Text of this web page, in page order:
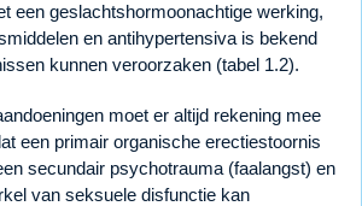
een geslachtshormoonachtige werking,
en antihypertensiva is bekend
kunnen veroorzaken (tabel 1.2).
moet er altijd rekening mee
een primair organische erectiestoornis
secundair psychotrauma (faalangst) en
van seksuele disfunctie kan